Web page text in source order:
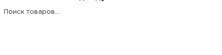
Поиск товаров...